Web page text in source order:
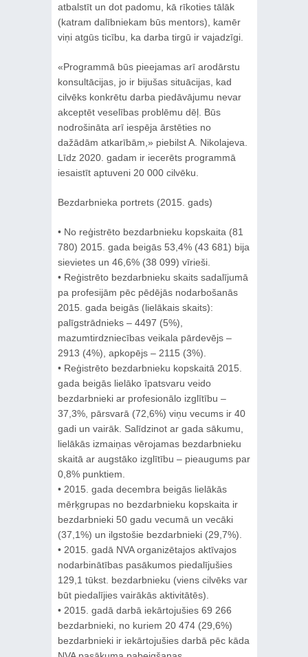
atbalstīt un dot padomu, kā rīkoties tālāk
(katram dalībniekam būs mentors), kamēr
viņi atgūs ticību, ka darba tirgū ir vajadzīgi.
«Programmā būs pieejamas arī arodārstu
konsultācijas, jo ir bijušas situācijas, kad
cilvēks konkrētu darba piedāvājumu nevar
akceptēt veselības problēmu dēļ. Būs
nodrošināta arī iespēja ārstēties no
dažādām atkarībām,» piebilst A. Nikolajeva.
Līdz 2020. gadam ir iecerēts programmā
iesaistīt aptuveni 20 000 cilvēku.
Bezdarbnieka portrets (2015. gads)
• No reģistrēto bezdarbnieku kopskaita (81
780) 2015. gada beigās 53,4% (43 681) bija
sievietes un 46,6% (38 099) vīrieši.
• Reģistrēto bezdarbnieku skaits sadalījumā
pa profesijām pēc pēdējās nodarbošanās
2015. gada beigās (lielākais skaits):
palīgstrādnieks – 4497 (5%),
mazumtirdzniecības veikala pārdevējs –
2913 (4%), apkopējs – 2115 (3%).
• Reģistrēto bezdarbnieku kopskaitā 2015.
gada beigās lielāko īpatsvaru veido
bezdarbnieki ar profesionālo izglītību –
37,3%, pārsvarā (72,6%) viņu vecums ir 40
gadi un vairāk. Salīdzinot ar gada sākumu,
lielākās izmaiņas vērojamas bezdarbnieku
skaitā ar augstāko izglītību – pieaugums par
0,8% punktiem.
• 2015. gada decembra beigās lielākās
mērķgrupas no bezdarbnieku kopskaita ir
bezdarbnieki 50 gadu vecumā un vecāki
(37,1%) un ilgstošie bezdarbnieki (29,7%).
• 2015. gadā NVA organizētajos aktīvajos
nodarbinātības pasākumos piedalījušies
129,1 tūkst. bezdarbnieku (viens cilvēks var
būt piedalījies vairākās aktivitātēs).
• 2015. gadā darbā iekārtojušies 69 266
bezdarbnieki, no kuriem 20 474 (29,6%)
bezdarbnieki ir iekārtojušies darbā pēc kāda